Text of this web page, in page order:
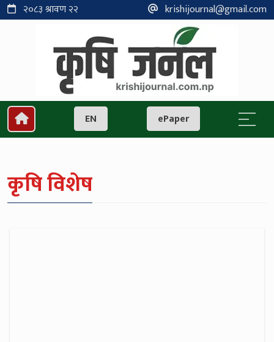
२०८३ श्रावण २२ krishijournal@gmail.com
EN ePaper
कृषि विशेष